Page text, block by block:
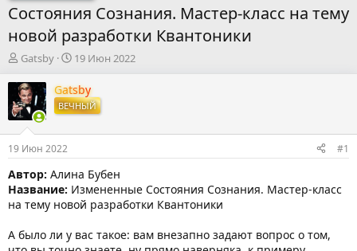
Состояния Сознания. Мастер-класс на тему
новой разработки Квантоники
А
т
о
р
т
е
м
ы
Gatsby
Д
т
а
н
а
л
а
19 Июн 2022
Gatsby
ВЕЧНЫЙ
19 Июн 2022 #1
Автор: Алина Бубен
Название: Измененные Состояния Сознания. Мастер-класс
на тему новой разработки Квантоники
А было ли у вас такое: вам внезапно задают вопрос о том,